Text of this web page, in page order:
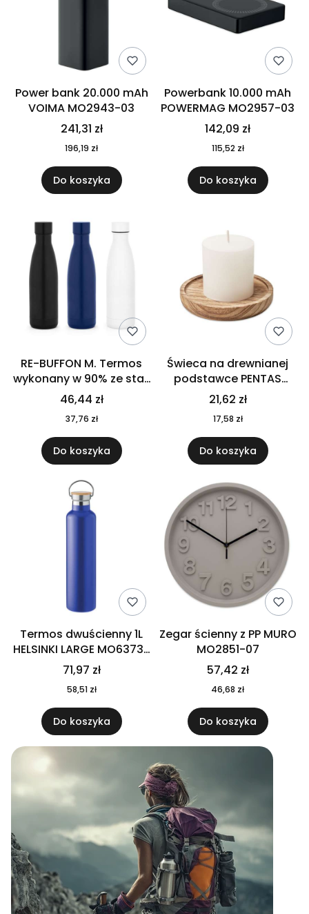
Power bank 20.000 mAh
VOIMA MO2943-03
241,31 zł
196,19 zł
Do koszyka
Powerbank 10.000 mAh
POWERMAG MO2957-03
142,09 zł
115,52 zł
Do koszyka
RE-BUFFON M. Termos
wykonany w 90% ze stali
nierdzewnej
pochodzącej z
recyklingu 520 ml 94294
46,44 zł
37,76 zł
Do koszyka
Świeca na drewnianej
podstawce PENTAS
MO6282-40
21,62 zł
17,58 zł
Do koszyka
Termos dwuścienny 1L
HELSINKI LARGE MO6373-
04
71,97 zł
58,51 zł
Do koszyka
Zegar ścienny z PP MURO
MO2851-07
57,42 zł
46,68 zł
Do koszyka